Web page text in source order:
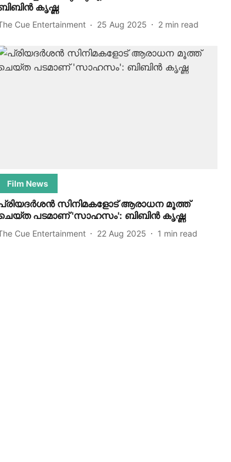
കൃഷ്ണ
Cue Entertainment 25 Aug 2025 2 min read
Film News
സിനിമകളോട് ആരാധന മൂത്ത്
പടമാണ് 'സാഹസം': ബിബിന്‍ കൃഷ്ണ
Cue Entertainment 22 Aug 2025 1 min read